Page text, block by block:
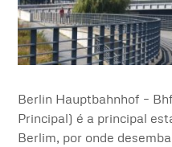
Berlin Hauptbahnhof –
Principal) é a principal
Berlim, por onde